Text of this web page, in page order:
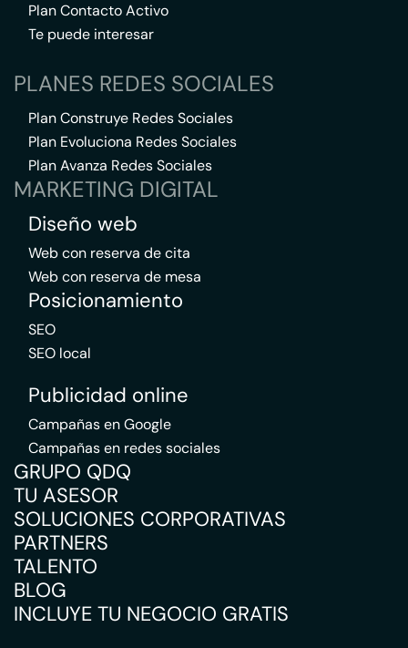
Plan Contacto Activo
Te puede interesar
PLANES REDES SOCIALES
Plan Construye Redes Sociales
Plan Evoluciona Redes Sociales
Plan Avanza Redes Sociales
MARKETING DIGITAL
Diseño web
Web con reserva de cita
Web con reserva de mesa
Posicionamiento
SEO
SEO local
Publicidad online
Campañas en Google
Campañas en redes sociales
GRUPO QDQ
TU ASESOR
SOLUCIONES CORPORATIVAS
PARTNERS
TALENTO
BLOG
INCLUYE TU NEGOCIO GRATIS